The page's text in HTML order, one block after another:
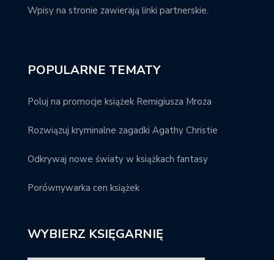
Wpisy na stronie zawierają linki partnerskie.
POPULARNE TEMATY
Poluj na promocje książek Remigiusza Mroza
Rozwiązuj kryminalne zagadki Agathy Christie
Odkrywaj nowe światy w książkach fantasy
Porównywarka cen książek
WYBIERZ KSIĘGARNIĘ